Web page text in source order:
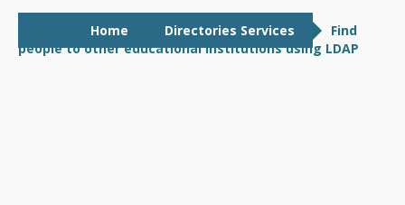
Το τμήμα
Home Directories Services
Find
people to other educational institutions using LDAP